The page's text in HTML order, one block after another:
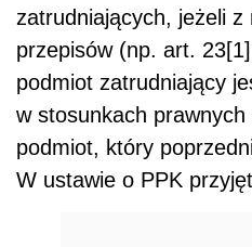
zatrudniających, jeżeli z
przepisów (np. art.
podmiot zatrudniający
w stosunkach
podmiot, który
W ustawie o PPK